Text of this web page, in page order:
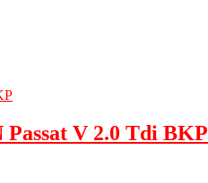
V 2.0 Tdi BKP